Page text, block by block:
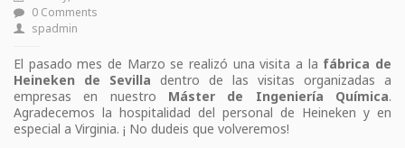
0 Comments
spadmin
El pasado mes de Marzo se realizó una visita a la fábrica de
Heineken de Sevilla dentro de las visitas organizadas a
empresas en nuestro Máster de Ingeniería Química.
Agradecemos la hospitalidad del personal de Heineken y en
especial a Virginia. ¡ No dudeis que volveremos!